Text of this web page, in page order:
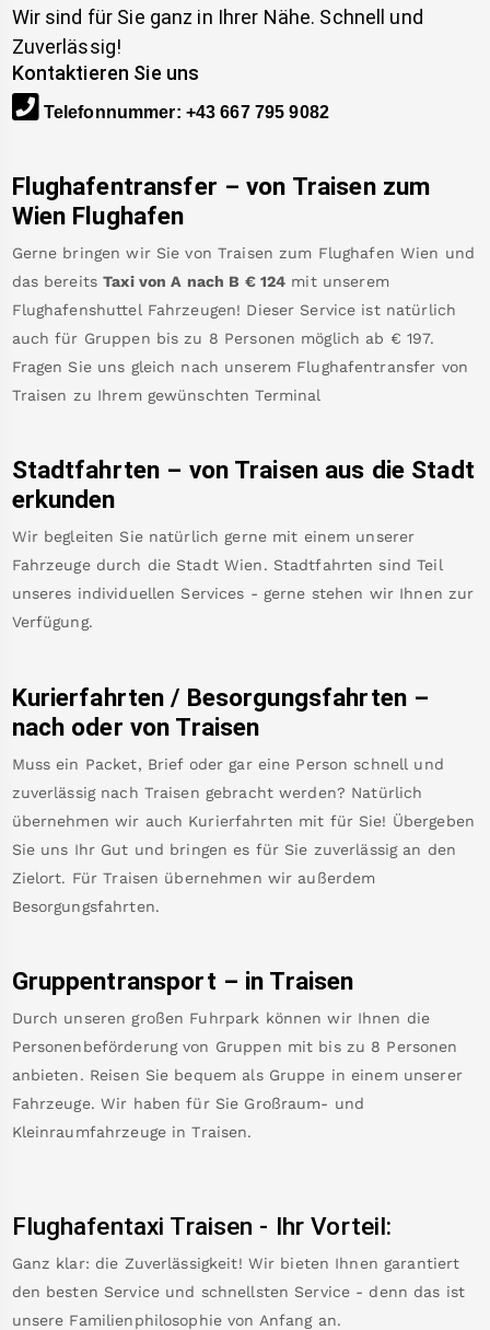
Wir sind für Sie ganz in Ihrer Nähe. Schnell und
Zuverlässig!
Kontaktieren Sie uns
Telefonnummer: +43 667 795 9082
Flughafentransfer – von Traisen zum
Wien Flughafen
Gerne bringen wir Sie von Traisen zum Flughafen Wien und
das bereits Taxi von A nach B € 124 mit unserem
Flughafenshuttel Fahrzeugen! Dieser Service ist natürlich
auch für Gruppen bis zu 8 Personen möglich ab € 197.
Fragen Sie uns gleich nach unserem Flughafentransfer von
Traisen zu Ihrem gewünschten Terminal
Stadtfahrten – von Traisen aus die Stadt
erkunden
Wir begleiten Sie natürlich gerne mit einem unserer
Fahrzeuge durch die Stadt Wien. Stadtfahrten sind Teil
unseres individuellen Services - gerne stehen wir Ihnen zur
Verfügung.
Kurierfahrten / Besorgungsfahrten –
nach oder von Traisen
Muss ein Packet, Brief oder gar eine Person schnell und
zuverlässig nach Traisen gebracht werden? Natürlich
übernehmen wir auch Kurierfahrten mit für Sie! Übergeben
Sie uns Ihr Gut und bringen es für Sie zuverlässig an den
Zielort. Für Traisen übernehmen wir außerdem
Besorgungsfahrten.
Gruppentransport – in Traisen
Durch unseren großen Fuhrpark können wir Ihnen die
Personenbeförderung von Gruppen mit bis zu 8 Personen
anbieten. Reisen Sie bequem als Gruppe in einem unserer
Fahrzeuge. Wir haben für Sie Großraum- und
Kleinraumfahrzeuge in Traisen.
Flughafentaxi Traisen - Ihr Vorteil:
Ganz klar: die Zuverlässigkeit! Wir bieten Ihnen garantiert
den besten Service und schnellsten Service - denn das ist
unsere Familienphilosophie von Anfang an.